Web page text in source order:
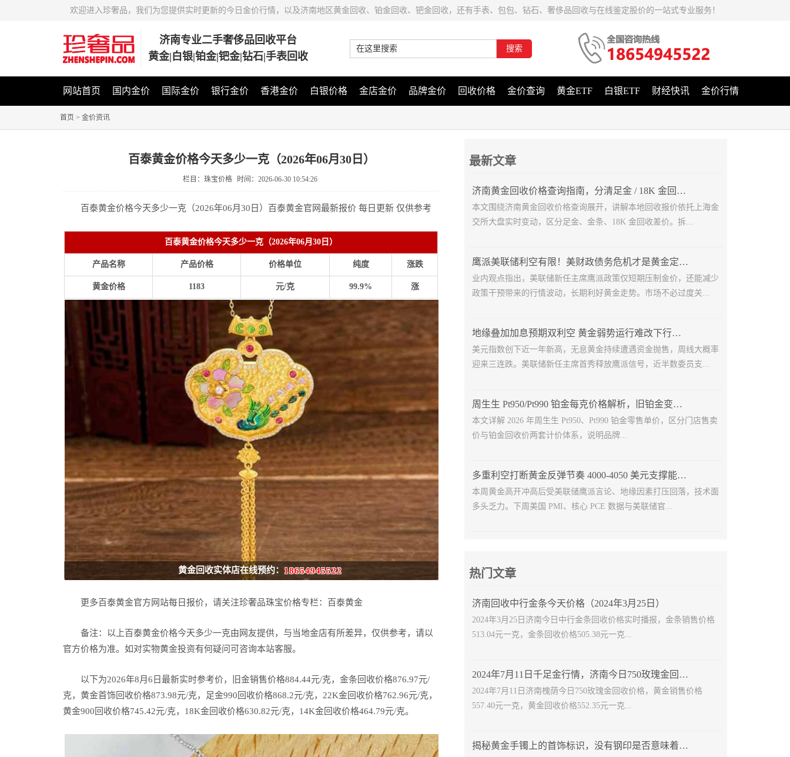
欢迎进入珍奢品，我们为您提供实时更新的今日金价行情，以及济南地区黄金回收、铂金回收、钯金回收，还有手表、包包、钻石、奢侈品回收与在线鉴定股价的一站式专业服务！
济南专业二手奢侈品回收平台
黄金|白银|铂金|钯金|钻石|手表回收
搜索
网站首页 国内金价 国际金价 银行金价 香港金价 白银价格 金店金价 品牌金价 回收价格 金价查询 黄金ETF 白银ETF 财经快讯 金价行情
首页 > 金价资讯
百泰黄金价格今天多少一克（2026年06月30日）
栏目：珠宝价格 时间：2026-06-30 10:54:26
百泰黄金价格今天多少一克（2026年06月30日）百泰黄金官网最新报价 每日更新 仅供参考
百泰黄金价格今天多少一克（2026年06月30日）
产品名称 产品价格 价格单位 纯度 涨跌
黄金价格 1183 元/克 99.9% 涨
黄金回收实体店在线预约： 18654945522
更多百泰黄金官方网站每日报价，请关注珍奢品珠宝价格专栏：百泰黄金
备注：以上百泰黄金价格今天多少一克由网友提供，与当地金店有所差异，仅供参考，请以
官方价格为准。如对实物黄金投资有何疑问可咨询本站客服。
以下为2026年8月6日最新实时参考价，旧金销售价格884.44元/克，金条回收价格876.97元/
克，黄金首饰回收价格873.98元/克，足金990回收价格868.2元/克，22K金回收价格762.96元/克，
黄金900回收价格745.42元/克，18K金回收价格630.82元/克，14K金回收价格464.79元/克。
最新文章
济南黄金回收价格查询指南，分清足金 / 18K 金回收差价
本文围绕济南黄金回收价格查询展开，讲解本地回收报价依托上海金
交所大盘实时变动，区分足金、金条、18K 金回收差价。拆...
鹰派美联储利空有限！美财政债务危机才是黄金定价核心
业内观点指出，美联储新任主席鹰派政策仅短期压制金价，还能减少
政策干预带来的行情波动，长期利好黄金走势。市场不必过度关...
地缘叠加加息预期双利空 黄金弱势运行难改下行格局
美元指数创下近一年新高，无息黄金持续遭遇资金抛售，周线大概率
迎来三连跌。美联储新任主席首秀释放鹰派信号，近半数委员支...
周生生 Pt950/Pt990 铂金每克价格解析，旧铂金变现避坑指南
本文详解 2026 年周生生 Pt950、Pt990 铂金零售单价，区分门店售卖
价与铂金回收价两套计价体系，说明品牌...
多重利空打断黄金反弹节奏 4000-4050 美元支撑能否守住？
本周黄金高开冲高后受美联储鹰派言论、地缘因素打压回落，技术面
多头乏力。下周美国 PMI、核心 PCE 数据与美联储官...
热门文章
济南回收中行金条今天价格（2024年3月25日）
2024年3月25日济南今日中行金条回收价格实时播报，金条销售价格
513.04元一克，金条回收价格505.38元一克...
2024年7月11日千足金行情，济南今日750玫瑰金回收多少钱
2024年7月11日济南槐荫今日750玫瑰金回收价格，黄金销售价格
557.40元一克，黄金回收价格552.35元一克...
揭秘黄金手镯上的首饰标识，没有钢印是否意味着不是正品？